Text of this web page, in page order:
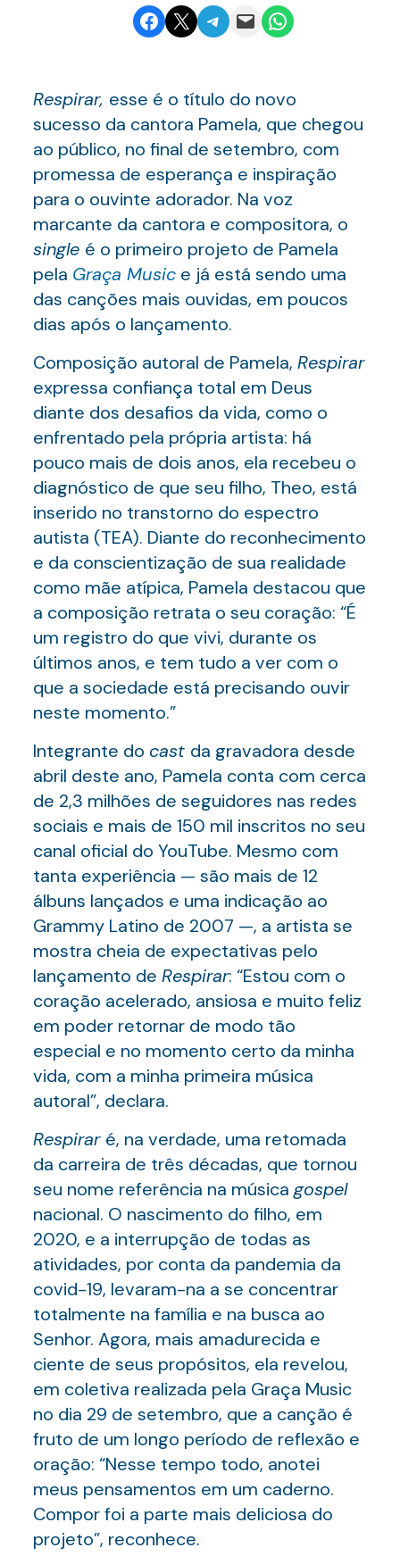
Share on Facebook
Email this PageShare on Telegram
Email this PageShare on WhatsApp
Respirar, esse é o título do novo
sucesso da cantora Pamela, que chegou
ao público, no final de setembro, com
promessa de esperança e inspiração
para o ouvinte adorador. Na voz
marcante da cantora e compositora, o
single é o primeiro projeto de Pamela
pela Graça Musice já está sendo uma
das canções mais ouvidas, em poucos
dias após o lançamento.
Composição autoral de Pamela, Respirar
expressa confiança total em Deus
diante dos desafios da vida, como o
enfrentado pela própria artista: há
pouco mais de dois anos, ela recebeu o
diagnóstico de que seu filho, Theo, está
inserido no transtorno do espectro
autista (TEA). Diante do reconhecimento
e da conscientização de sua realidade
como mãe atípica, Pamela destacou que
a composição retrata o seu coração: “É
um registro do que vivi, durante os
últimos anos, e tem tudo a ver com o
que a sociedade está precisando ouvir
neste momento.”
Integrante do cast da gravadora desde
abril deste ano, Pamela conta com cerca
de 2,3 milhões de seguidores nas redes
sociais e mais de 150 mil inscritos no seu
canal oficial do YouTube. Mesmo com
tanta experiência — são mais de 12
álbuns lançados e uma indicação ao
Grammy Latino de 2007 —, a artista se
mostra cheia de expectativas pelo
lançamento de Respirar: “Estou com o
coração acelerado, ansiosa e muito feliz
em poder retornar de modo tão
especial e no momento certo da minha
vida, com a minha primeira música
autoral”, declara.
Respirar é, na verdade, uma retomada
da carreira de três décadas, que tornou
seu nome referência na música gospel
nacional. O nascimento do filho, em
2020, e a interrupção de todas as
atividades, por conta da pandemia da
covid-19, levaram-na a se concentrar
totalmente na família e na busca ao
Senhor. Agora, mais amadurecida e
ciente de seus propósitos, ela revelou,
em coletiva realizada pela Graça Music
no dia 29 de setembro, que a canção é
fruto de um longo período de reflexão e
oração: “Nesse tempo todo, anotei
meus pensamentos em um caderno.
Compor foi a parte mais deliciosa do
projeto”, reconhece.